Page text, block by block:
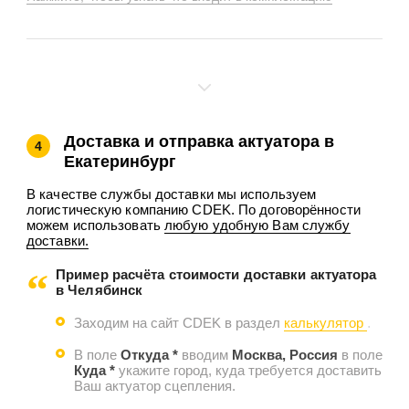
4
Доставка и отправка актуатора в
Екатеринбург
В качестве службы доставки мы используем
логистическую компанию CDEK. По договорённости
можем использовать любую удобную Вам службу
доставки.
Пример расчёта стоимости доставки актуатора
в Челябинск
Заходим на сайт CDEK в раздел калькулятор .
В поле Откуда * вводим Москва, Россия в поле
Куда * укажите город, куда требуется доставить
Ваш актуатор сцепления.